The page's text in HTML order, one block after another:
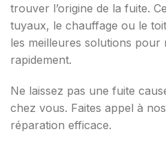
trouver l’origine de la fuite.
tuyaux, le chauffage ou le
les meilleures solutions
rapidement.
Ne laissez pas une fuite
chez vous. Faites appel à
réparation efficace.